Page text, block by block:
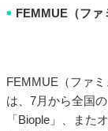
■ FEMMUE（ファ
FEMMUE（ファミ
は、7月から全国
「Biople」、また